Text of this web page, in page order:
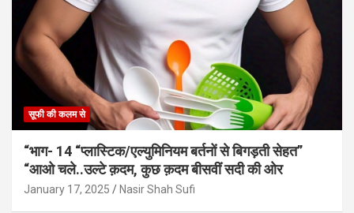
सूफी की कलम से
“भाग- 14 “प्लास्टिक/एल्युमिनियम बर्तनों से बिगड़ती सेहत”
“आओ चले..उल्टे क़दम, कुछ क़दम बीसवीं सदी की ओर
January 17, 2025 Nasir Shah Sufi